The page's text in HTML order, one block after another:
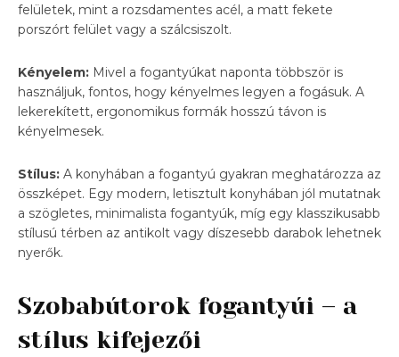
felületek, mint a rozsdamentes acél, a matt fekete
porszórt felület vagy a szálcsiszolt.
Kényelem: Mivel a fogantyúkat naponta többször is
használjuk, fontos, hogy kényelmes legyen a fogásuk. A
lekerekített, ergonomikus formák hosszú távon is
kényelmesek.
Stílus: A konyhában a fogantyú gyakran meghatározza az
összképet. Egy modern, letisztult konyhában jól mutatnak
a szögletes, minimalista fogantyúk, míg egy klasszikusabb
stílusú térben az antikolt vagy díszesebb darabok lehetnek
nyerők.
Szobabútorok fogantyúi – a
stílus kifejezői